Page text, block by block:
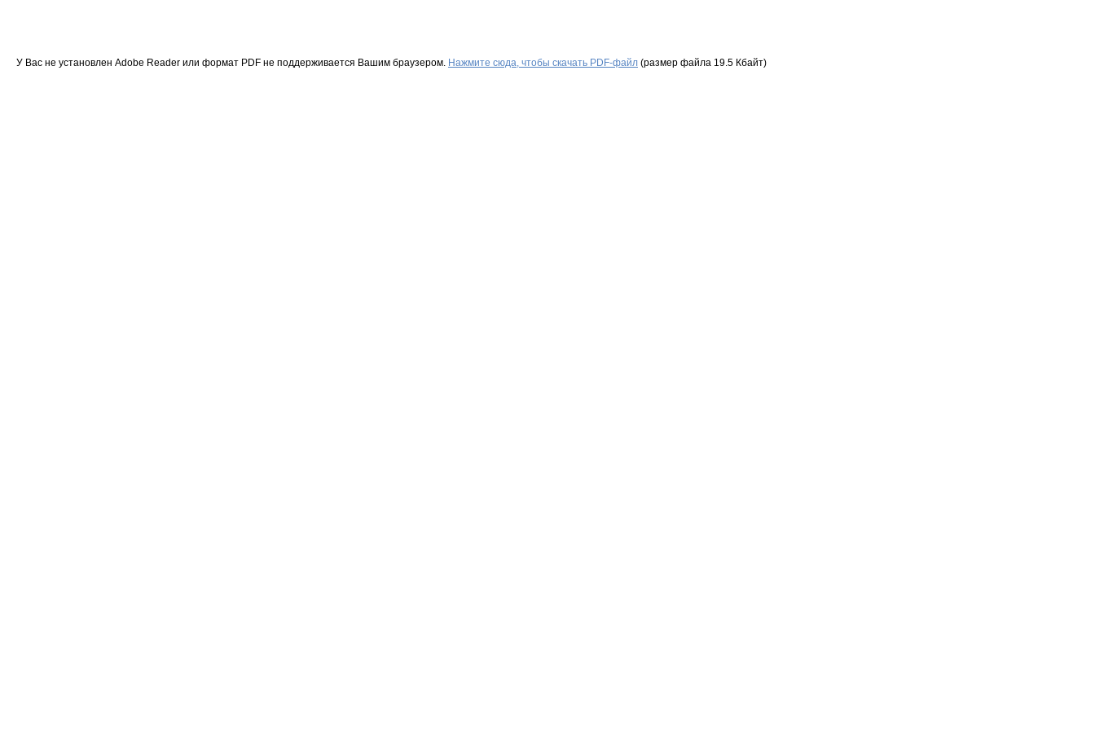
У Вас не установлен Adobe Reader или формат PDF не поддерживается Вашим браузером. Нажмите сюда, чтобы скачать PDF-файл (размер файла 19.5 Кбайт)